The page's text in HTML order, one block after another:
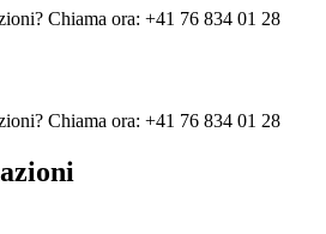
Chiama ora: +41 76 834 01 28
Chiama ora: +41 76 834 01 28